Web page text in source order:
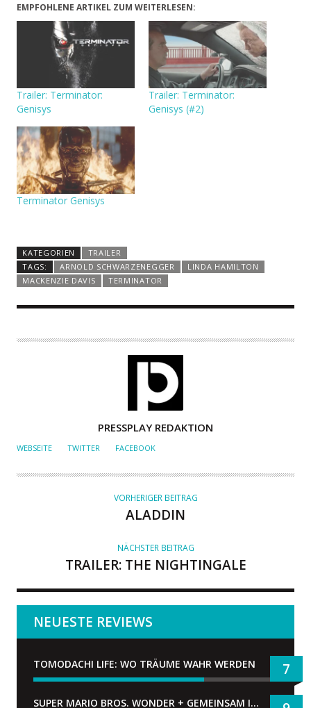
EMPFOHLENE ARTIKEL ZUM WEITERLESEN:
Trailer: Terminator:
Genisys
Trailer: Terminator:
Genisys (#2)
Terminator Genisys
KATEGORIEN
TRAILER
TAGS:
ARNOLD SCHWARZENEGGER
LINDA HAMILTON
MACKENZIE DAVIS
TERMINATOR
U
O
PRESSPLAY REDAKTION
WEBSEITE TWITTER FACEBOOK
VORHERIGER BEITRAG
ALADDIN
NÄCHSTER BEITRAG
TRAILER: THE NIGHTINGALE
NEUESTE REVIEWS
TOMODACHI LIFE: WO TRÄUME WAHR WERDEN 7
SUPER MARIO BROS. WONDER + GEMEINSAM IM BELLABEL-PARK